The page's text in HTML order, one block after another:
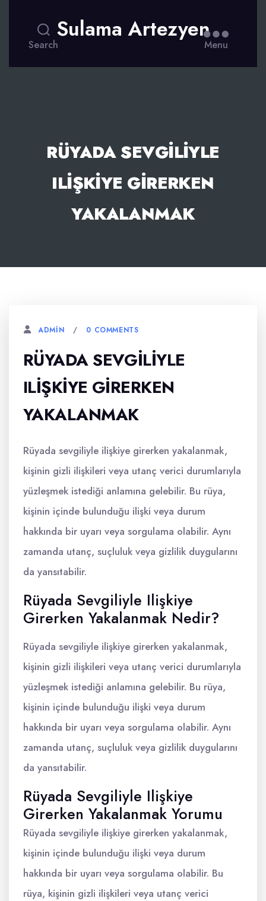
Search
Sulama Artezyen
Menu
RÜYADA SEVGILIYLE
ILIŞKIYE GIRERKEN
YAKALANMAK
ADMIN 0 COMMENTS
RÜYADA SEVGILIYLE
ILIŞKIYE GIRERKEN
YAKALANMAK
Rüyada sevgiliyle ilişkiye girerken yakalanmak,
kişinin gizli ilişkileri veya utanç verici durumlarıyla
yüzleşmek istediği anlamına gelebilir. Bu rüya,
kişinin içinde bulunduğu ilişki veya durum
hakkında bir uyarı veya sorgulama olabilir. Aynı
zamanda utanç, suçluluk veya gizlilik duygularını
da yansıtabilir.
Rüyada Sevgiliyle Ilişkiye
Girerken Yakalanmak Nedir?
Rüyada sevgiliyle ilişkiye girerken yakalanmak,
kişinin gizli ilişkileri veya utanç verici durumlarıyla
yüzleşmek istediği anlamına gelebilir. Bu rüya,
kişinin içinde bulunduğu ilişki veya durum
hakkında bir uyarı veya sorgulama olabilir. Aynı
zamanda utanç, suçluluk veya gizlilik duygularını
da yansıtabilir.
Rüyada Sevgiliyle Ilişkiye
Girerken Yakalanmak Yorumu
Rüyada sevgiliyle ilişkiye girerken yakalanmak,
kişinin içinde bulunduğu ilişki veya durum
hakkında bir uyarı veya sorgulama olabilir. Bu
rüya, kişinin gizli ilişkileri veya utanç verici